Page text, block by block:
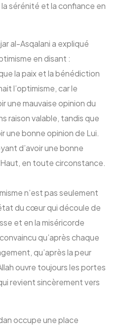
sérénité et la confiance en
al-Asqalani a expliqué
en disant :
la paix et la bénédiction
l’optimisme, car le
une mauvaise opinion du
raison valable, tandis que
une bonne opinion de Lui.
d’avoir une bonne
Haut, en toute circonstance.
n’est pas seulement
du cœur qui découle de
et en la miséricorde
qu’après chaque
qu’après la peur
ouvre toujours les portes
revient sincèrement vers
occupe une place